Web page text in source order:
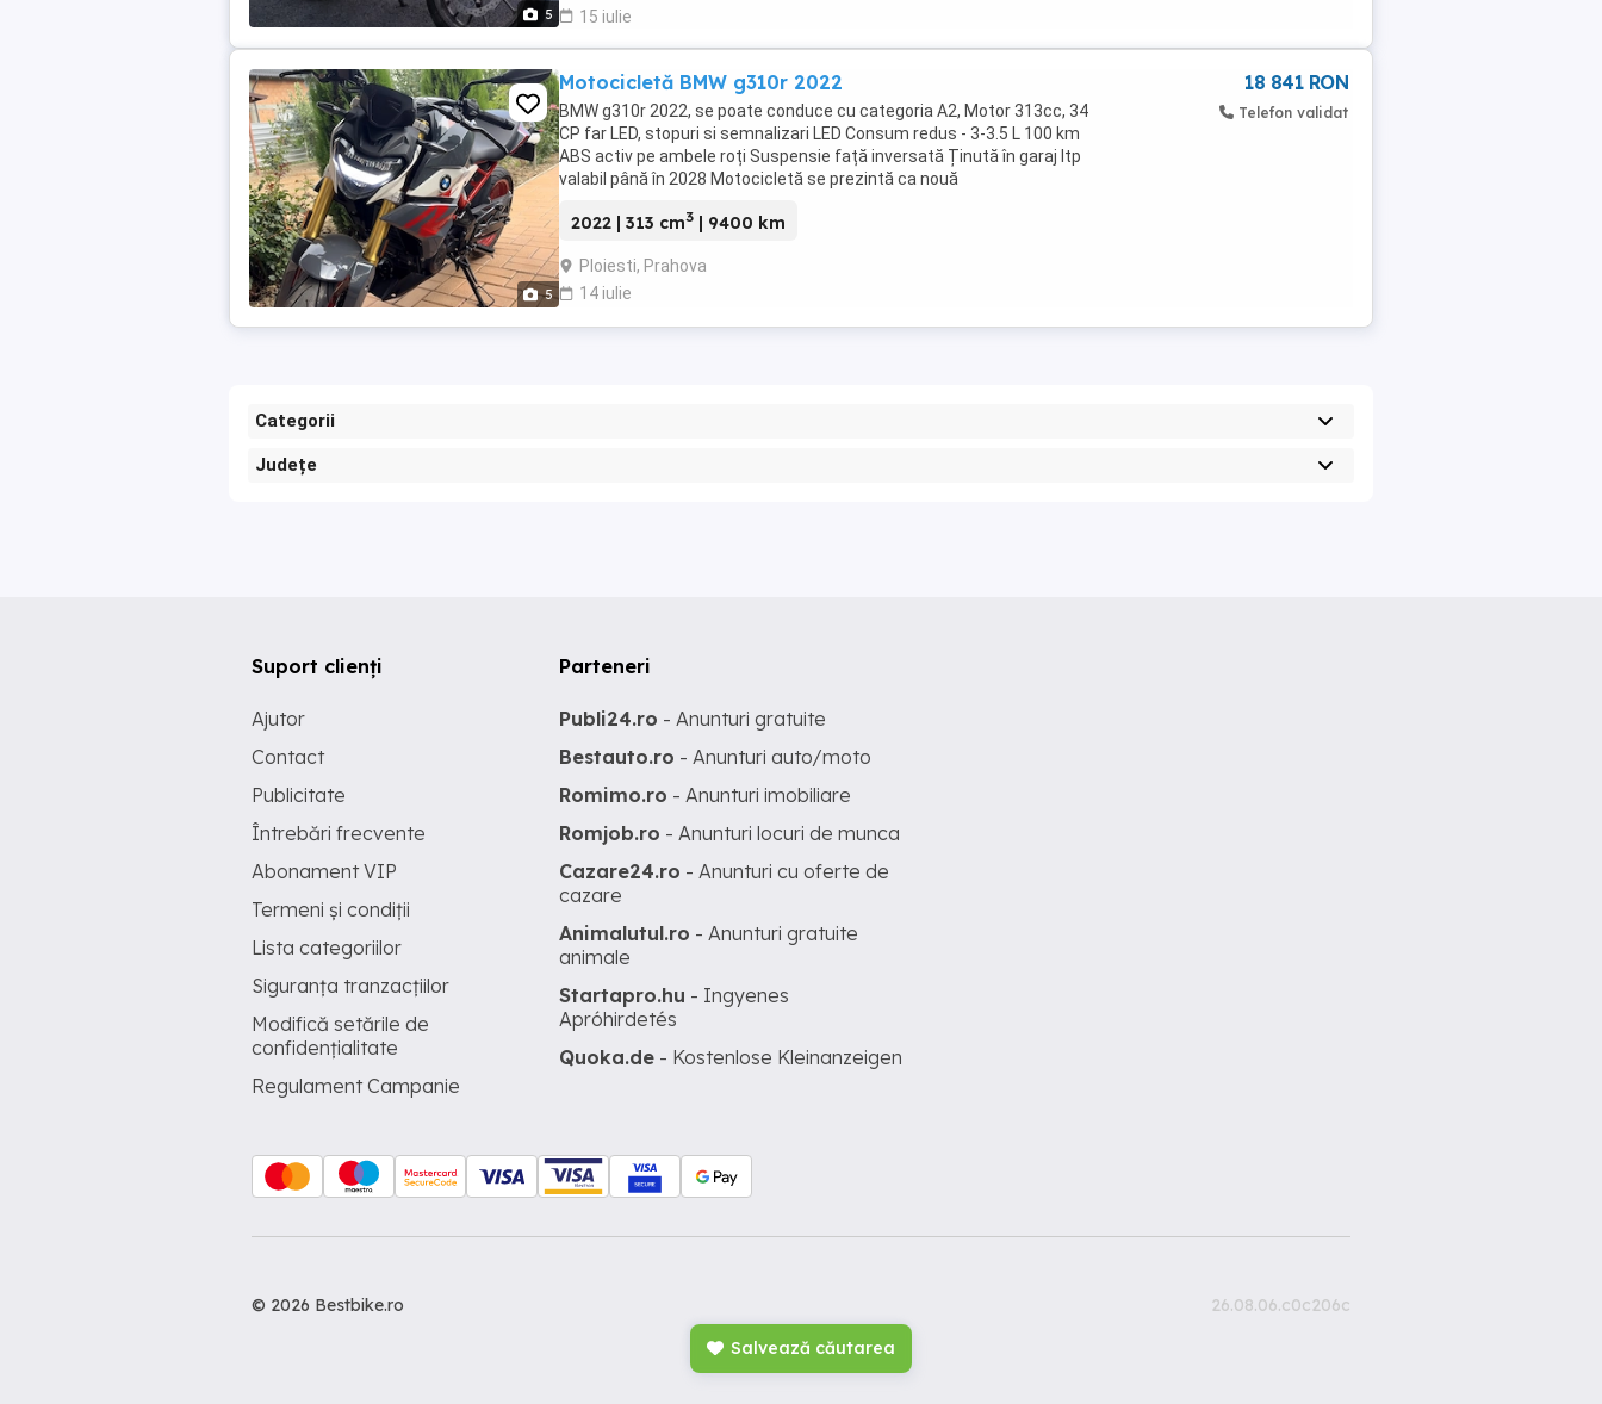
5
15 iulie
5
Motocicletă BMW g310r 2022
BMW g310r 2022, se poate conduce cu categoria A2, Motor 313cc, 34
CP far LED, stopuri si semnalizari LED Consum redus - 3-3.5 L 100 km
ABS activ pe ambele roți Suspensie față inversată Ținută în garaj Itp
valabil până în 2028 Motocicletă se prezintă ca nouă
2022 | 313 cm3 | 9400 km
Ploiesti, Prahova
14 iulie
18 841 RON
Telefon validat
Categorii
Județe
Salvează căutarea
Suport clienți
Ajutor
Contact
Publicitate
Întrebări frecvente
Abonament VIP
Termeni și condiții
Lista categoriilor
Siguranța tranzacțiilor
Modifică setările de
confidențialitate
Regulament Campanie
Parteneri
Publi24.ro - Anunturi gratuite
Bestauto.ro - Anunturi auto/moto
Romimo.ro - Anunturi imobiliare
Romjob.ro - Anunturi locuri de munca
Cazare24.ro - Anunturi cu oferte de
cazare
Animalutul.ro - Anunturi gratuite
animale
Startapro.hu - Ingyenes
Apróhirdetés
Quoka.de - Kostenlose Kleinanzeigen
© 2026 Bestbike.ro 26.08.06.c0c206c